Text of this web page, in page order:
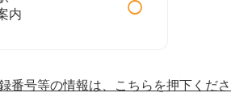
内
番号等の情報は、こちらを押下くだ